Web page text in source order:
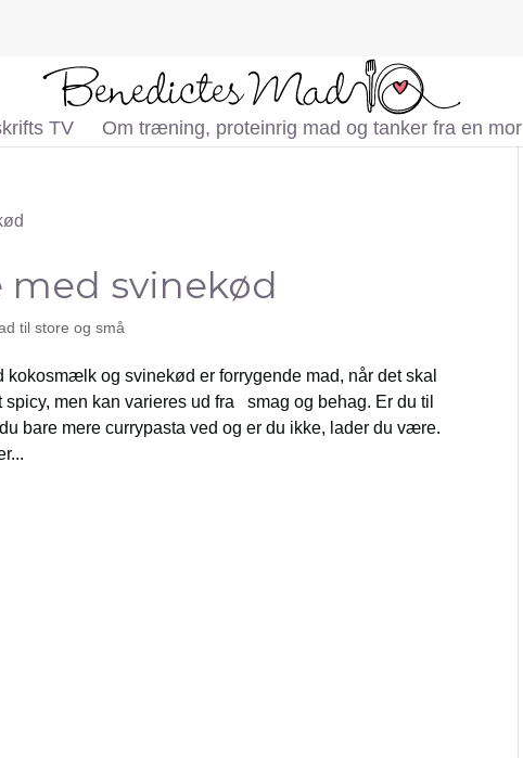
TV Om træning, proteinrig mad og tanker fra en mor
med svinekød
til store og små
kokosmælk og svinekød er forrygende mad, når det skal
men kan varieres ud fra smag og behag. Er du til
bare mere currypasta ved og er du ikke, lader du være.